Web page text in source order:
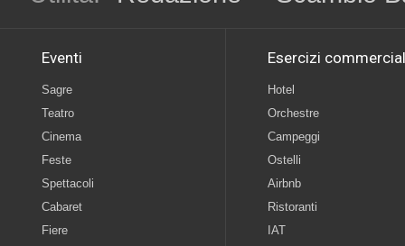
Eventi
Sagre
Teatro
Cinema
Feste
Spettacoli
Cabaret
Fiere
Esercizi
Hotel
Orchestre
Campeggi
Ostelli
Airbnb
Ristoranti
IAT